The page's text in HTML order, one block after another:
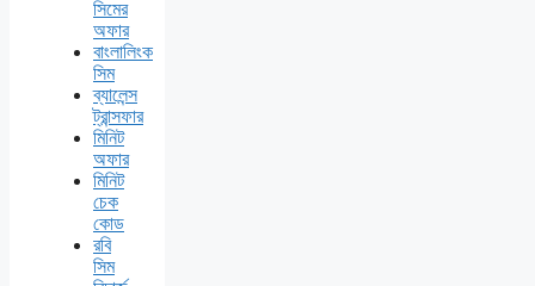
সিমের
অফার
বাংলালিংক
সিম
ব্যালেন্স
ট্রান্সফার
মিনিট
অফার
মিনিট
চেক
কোড
রবি
সিম